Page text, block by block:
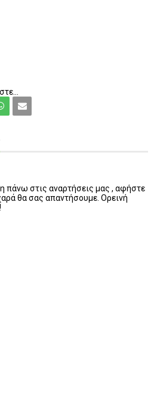
πάνω στις αναρτήσεις μας , αφήστε
θα σας απαντήσουμε. Ορεινή